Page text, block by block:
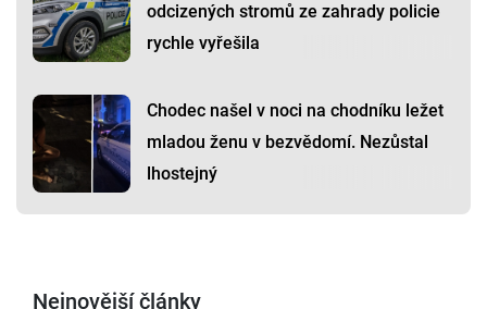
odcizených stromů ze zahrady policie
rychle vyřešila
Chodec našel v noci na chodníku ležet
mladou ženu v bezvědomí. Nezůstal
lhostejný
Nejnovější články